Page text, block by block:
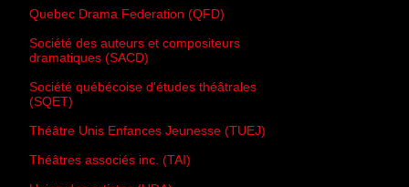
Quebec Drama Federation (QFD)
Société des auteurs et compositeurs
dramatiques (SACD)
Société québécoise d'études théâtrales
(SQET)
Théâtre Unis Enfances Jeunesse (TUEJ)
Théâtres associés inc. (TAI)